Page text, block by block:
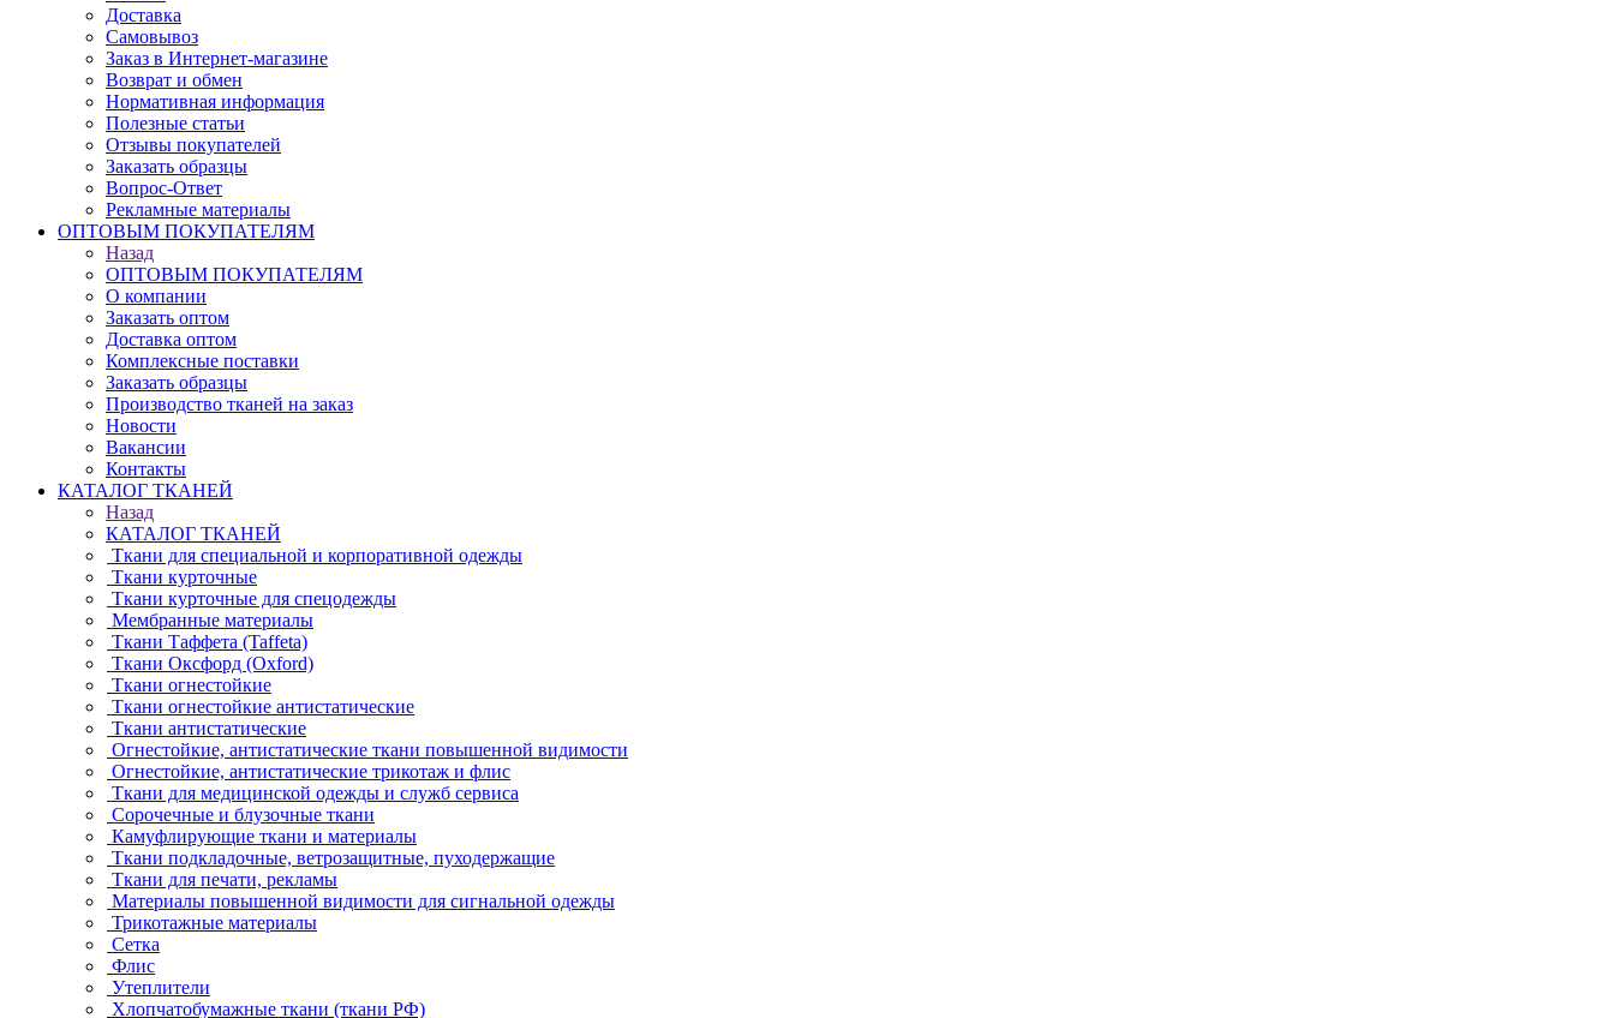
Доставка
Самовывоз
Заказ в Интернет-магазине
Возврат и обмен
Нормативная информация
Полезные статьи
Отзывы покупателей
Заказать образцы
Вопрос-Ответ
Рекламные материалы
ОПТОВЫМ ПОКУПАТЕЛЯМ
Назад
ОПТОВЫМ ПОКУПАТЕЛЯМ
О компании
Заказать оптом
Доставка оптом
Комплексные поставки
Заказать образцы
Производство тканей на заказ
Новости
Вакансии
Контакты
КАТАЛОГ ТКАНЕЙ
Назад
КАТАЛОГ ТКАНЕЙ
Ткани для специальной и корпоративной одежды
Ткани курточные
Ткани курточные для спецодежды
Мембранные материалы
Ткани Таффета (Taffeta)
Ткани Оксфорд (Oxford)
Ткани огнестойкие
Ткани огнестойкие антистатические
Ткани антистатические
Огнестойкие, антистатические ткани повышенной видимости
Огнестойкие, антистатические трикотаж и флис
Ткани для медицинской одежды и служб сервиса
Сорочечные и блузочные ткани
Камуфлирующие ткани и материалы
Ткани подкладочные, ветрозащитные, пуходержащие
Ткани для печати, рекламы
Материалы повышенной видимости для сигнальной одежды
Трикотажные материалы
Сетка
Флис
Утеплители
Хлопчатобумажные ткани (ткани РФ)